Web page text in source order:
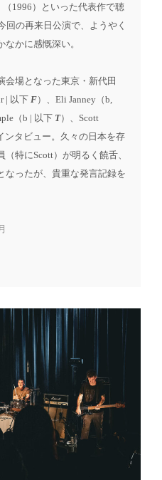
（1996）といった代表作で聴
回の再来日公演で、ようやく
かに感慨深い。
場となった東京・新代田
| 以下 F）、Eli Janney（b,
（b | 以下 T）、Scott
ンタビュー。久々の日本を存
特にScott）が明るく饒舌、
なったが、貴重な発言記録を